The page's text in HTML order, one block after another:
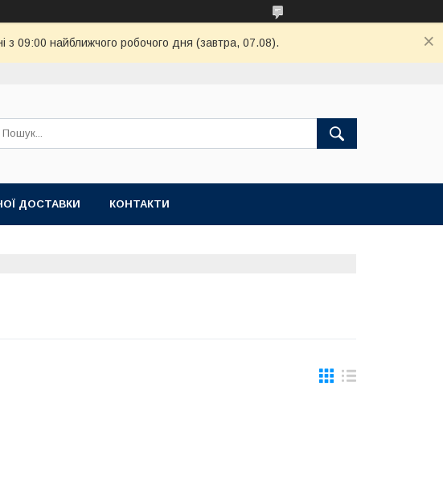
з 09:00 найближчого робочого дня (завтра, 07.08).
ДОСТАВКИ КОНТАКТИ